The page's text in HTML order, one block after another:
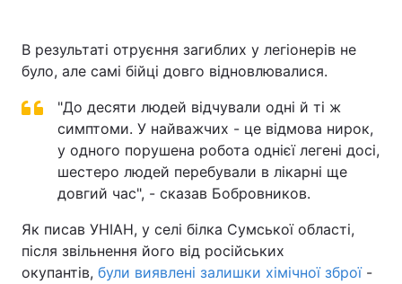
В результаті отруєння загиблих у легіонерів не
було, але самі бійці довго відновлювалися.
"До десяти людей відчували одні й ті ж
симптоми. У найважчих - це відмова нирок,
у одного порушена робота однієї легені досі,
шестеро людей перебували в лікарні ще
довгий час", - сказав Бобровников.
Як писав УНІАН, у селі білка Сумської області,
після звільнення його від російських
окупантів, були виявлені залишки хімічної зброї-